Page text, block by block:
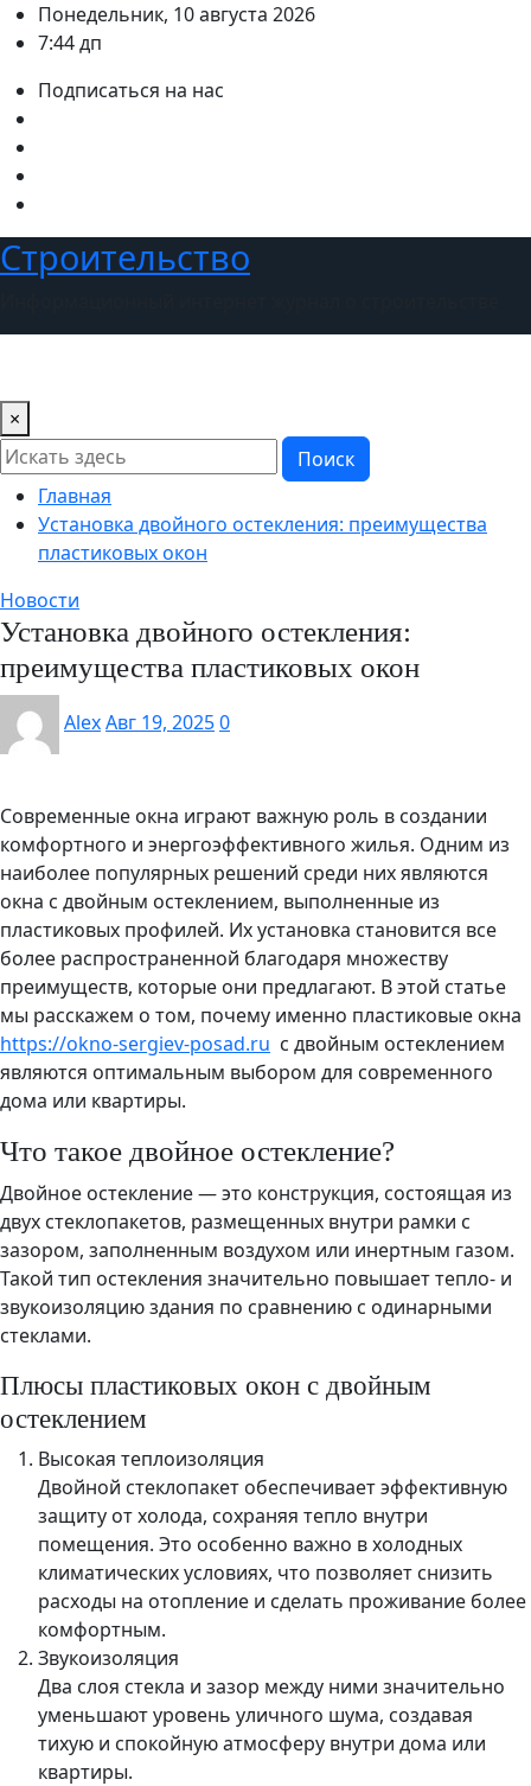
ПерейтиПонедельник, 10 августа 2026
7:44 дп
Подписаться на нас
Строительство
×
Поиск
Главная
Установка двойного остекления: преимущества
пластиковых окон
Новости
Установка двойного остекления:
преимущества пластиковых окон
AlexАвг 19, 20250
Современные окна играют важную роль в создании
комфортного и энергоэффективного жилья. Одним из
наиболее популярных решений среди них являются
окна с двойным остеклением, выполненные из
пластиковых профилей. Их установка становится все
более распространенной благодаря множеству
преимуществ, которые они предлагают. В этой статье
мы расскажем о том, почему именно пластиковые окна
https://okno-sergiev-posad.ru с двойным остеклением
являются оптимальным выбором для современного
дома или квартиры.
Что такое двойное остекление?
Двойное остекление — это конструкция, состоящая из
двух стеклопакетов, размещенных внутри рамки с
зазором, заполненным воздухом или инертным газом.
Такой тип остекления значительно повышает тепло- и
звукоизоляцию здания по сравнению с одинарными
стеклами.
Плюсы пластиковых окон с двойным
остеклением
Высокая теплоизоляция
Двойной стеклопакет обеспечивает эффективную
защиту от холода, сохраняя тепло внутри
помещения. Это особенно важно в холодных
климатических условиях, что позволяет снизить
расходы на отопление и сделать проживание более
комфортным.
Звукоизоляция
Два слоя стекла и зазор между ними значительно
уменьшают уровень уличного шума, создавая
тихую и спокойную атмосферу внутри дома или
квартиры.